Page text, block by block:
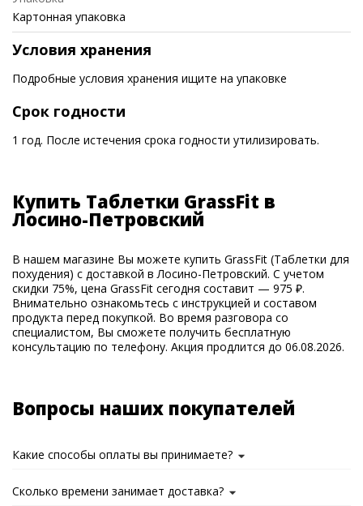
Картонная упаковка
Условия хранения
Подробные условия хранения ищите на упаковке
Срок годности
1 год. После истечения срока годности утилизировать.
Купить Таблетки GrassFit в
Лосино-Петровский
В нашем магазине Вы можете купить GrassFit (Таблетки для
похудения) с доставкой в Лосино-Петровский. С учетом
скидки 75%, цена GrassFit сегодня составит — 975 ₽.
Внимательно ознакомьтесь с инструкцией и составом
продукта перед покупкой. Во время разговора со
специалистом, Вы сможете получить бесплатную
консультацию по телефону. Акция продлится до 06.08.2026.
Вопросы наших покупателей
Какие способы оплаты вы принимаете?
Сколько времени занимает доставка?